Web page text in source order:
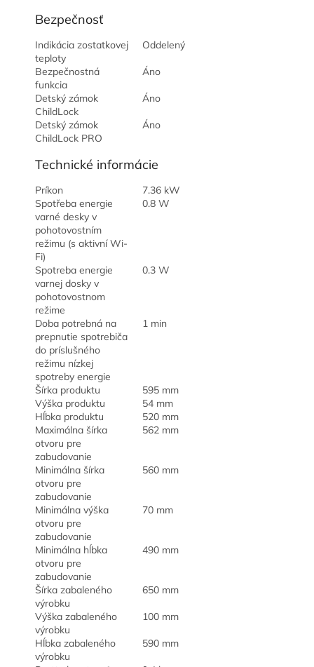
Bezpečnosť
Indikácia zostatkovej
teploty
Oddelený
Bezpečnostná
funkcia
Áno
Detský zámok
ChildLock
Áno
Detský zámok
ChildLock PRO
Áno
Technické informácie
Príkon
7.36 kW
Spotřeba energie
varné desky v
pohotovostním
režimu (s aktivní Wi-
Fi)
0.8 W
Spotreba energie
varnej dosky v
pohotovostnom
režime
0.3 W
Doba potrebná na
prepnutie spotrebiča
do príslušného
režimu nízkej
spotreby energie
1 min
Šírka produktu
595 mm
Výška produktu
54 mm
Hĺbka produktu
520 mm
Maximálna šírka
otvoru pre
zabudovanie
562 mm
Minimálna šírka
otvoru pre
zabudovanie
560 mm
Minimálna výška
otvoru pre
zabudovanie
70 mm
Minimálna hĺbka
otvoru pre
zabudovanie
490 mm
Šírka zabaleného
výrobku
650 mm
Výška zabaleného
výrobku
100 mm
Hĺbka zabaleného
výrobku
590 mm